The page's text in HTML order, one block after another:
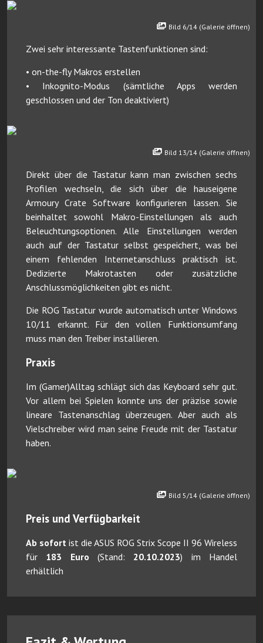
Bild 6/14 (Galerie öffnen)
Zwei sehr interessante Tastenfunktionen sind:
• on-the-fly Makros erstellen
• Inkognito-Modus (sämtliche Apps werden
geschlossen und der Ton deaktiviert)
Bild 13/14 (Galerie öffnen)
Direkt über die Tastatur kann man zwischen sechs
Profilen wechseln, die sich über die hauseigene
Armoury Crate Software konfigurieren lassen. Sie
beinhaltet sowohl Makro-Einstellungen als auch
Beleuchtungsoptionen. Alle Einstellungen werden
auch auf der Tastatur selbst gespeichert, was bei
einem fehlenden Internetanschluss praktisch ist.
Dedizierte Makrotasten oder zusätzliche
Anschlussmöglichkeiten gibt es nicht.
Die ROG Tastatur wurde automatisch unter Windows
10/11 erkannt. Für den vollen Funktionsumfang
muss man den Treiber installieren.
Praxis
Im (Gamer)Alltag schlägt sich das Keyboard sehr gut.
Vor allem bei Spielen konnte uns der präzise sowie
lineare Tastenanschlag überzeugen. Aber auch als
Vielschreiber wird man seine Freude mit der Tastatur
haben.
Bild 5/14 (Galerie öffnen)
Preis und Verfügbarkeit
Ab sofort ist die ASUS ROG Strix Scope II 96 Wireless
für 183 Euro (Stand: 20.10.2023) im Handel
erhältlich